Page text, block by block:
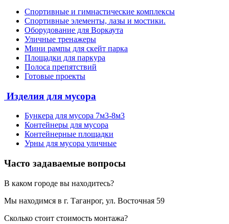
Спортивные и гимнастические комплексы
Спортивные элементы, лазы и мостики.
Оборудование для Воркаута
Уличные тренажеры
Мини рампы для скейт парка
Площадки для паркура
Полоса препятствий
Готовые проекты
Изделия для мусора
Бункера для мусора 7м3-8м3
Контейнеры для мусора
Контейнерные площадки
Урны для мусора уличные
Часто задаваемые вопросы
В каком городе вы находитесь?
Мы находимся в г. Таганрог, ул. Восточная 59
Сколько стоит стоимость монтажа?